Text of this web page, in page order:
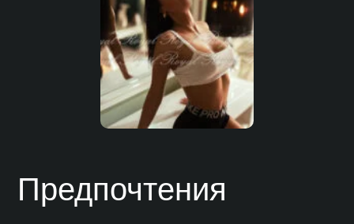
Предпочтения